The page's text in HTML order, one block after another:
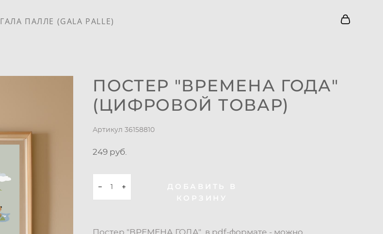
ГАЛА ПАЛЛЕ (GALA PALLE)
ПОСТЕР "ВРЕМЕНА ГОДА"
(ЦИФРОВОЙ ТОВАР)
Артикул 36158810
249 pуб.
ДОБАВИТЬ В
КОРЗИНУ
Постер "ВРЕМЕНА ГОДА" в pdf-формате - можно